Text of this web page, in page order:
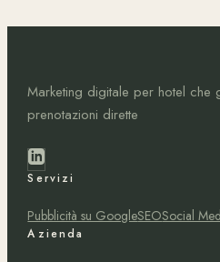
Marketing digitale per hotel che
prenotazioni dirette
Servizi
Pubblicità su GoogleSEOSocial
Azienda